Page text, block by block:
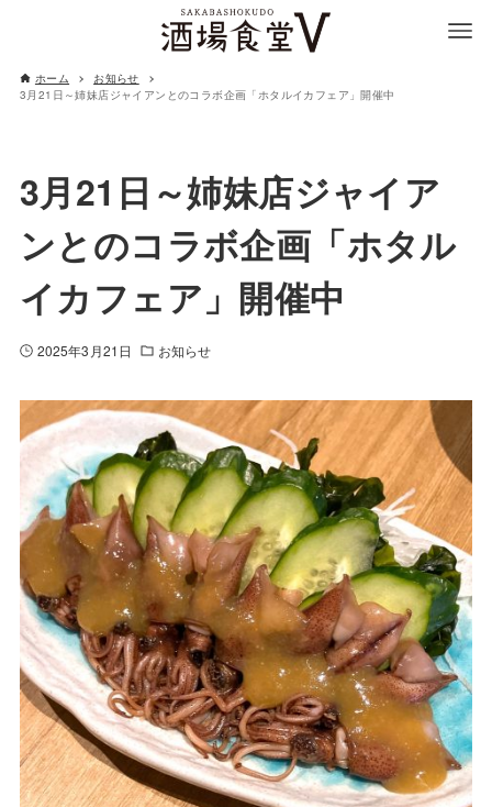
ホーム
お知らせ
3月21日～姉妹店ジャイアンとのコラボ企画「ホタルイカフェア」開催中
3月21日～姉妹店ジャイア
ンとのコラボ企画「ホタル
イカフェア」開催中
2025年3月21日 お知らせ